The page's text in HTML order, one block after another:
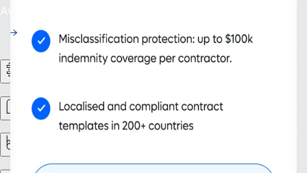
Availability: 今すぐ
ワークフォース管理